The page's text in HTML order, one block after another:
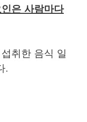
은 사람마다
취한 음식 일
.